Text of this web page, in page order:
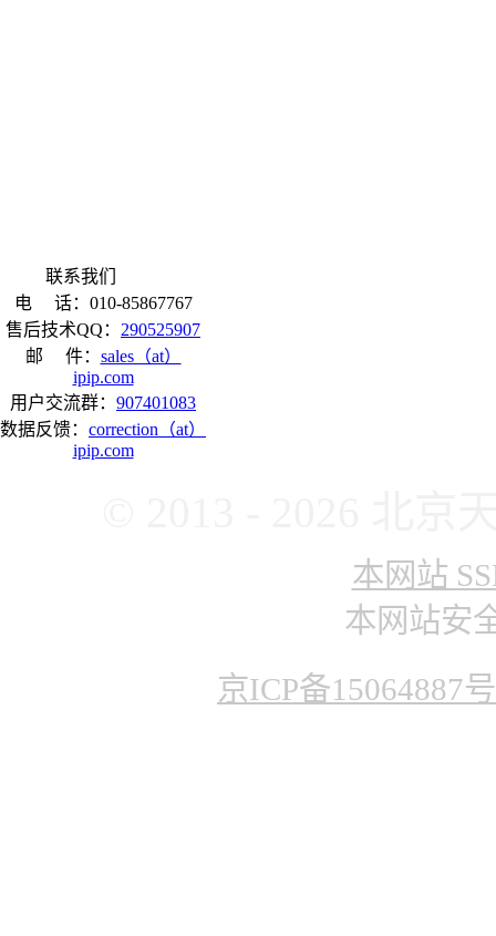
联系我们
电 话：010-85867767
售后技术QQ： 290525907
邮 件： sales（at）
ipip.com
用户交流群： 907401083
数据反馈： correction（at）
ipip.com
本网站
本网站安
京ICP备15064887